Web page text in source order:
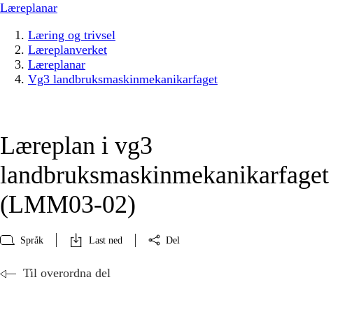
Læreplanar
Læring og trivsel
Læreplanverket
Læreplanar
Vg3 landbruksmaskinmekanikarfaget
Læreplan i vg3
landbruksmaskinmekanikarfaget
(LMM03‑02)
Språk Last ned Del
Til overordna del